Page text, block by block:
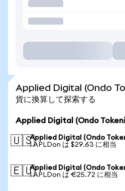
Applied Digital (Ondo
貨に換算して探索する
Applied Digital (Ondo
🇺🇸Applied Digital (Ondo
1 APLDon は $29.63 に相当
🇪🇺Applied Digital (Ondo
1 APLDon は €25.72 に相当